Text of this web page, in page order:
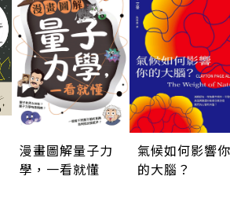
漫畫圖解量子力
學，一看就懂
氣候如何影響你
的大腦？